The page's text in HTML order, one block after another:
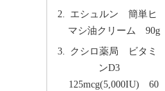
エシュルン 簡単ヒ
マシ油クリーム 90g
クシロ薬局 ビタミ
ンD3
125mcg(5,000IU) 60